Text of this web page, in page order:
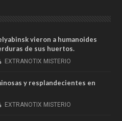
vieron a humanoides
de sus huertos.
EXTRANOTIX MISTERIO
y resplandecientes en
EXTRANOTIX MISTERIO